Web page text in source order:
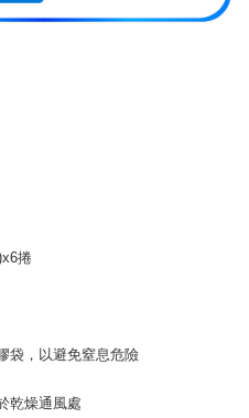
Kemudian disediakan oleh NP
dikumpul (termasuk nama
Jika pengguna tidak membuat
pembayaran lewat sebanyak
bapa atau penjaga yang sah
tidak bersetuju dengan data
ini.
捲
袋，以避免窒息危險
乾燥通風處